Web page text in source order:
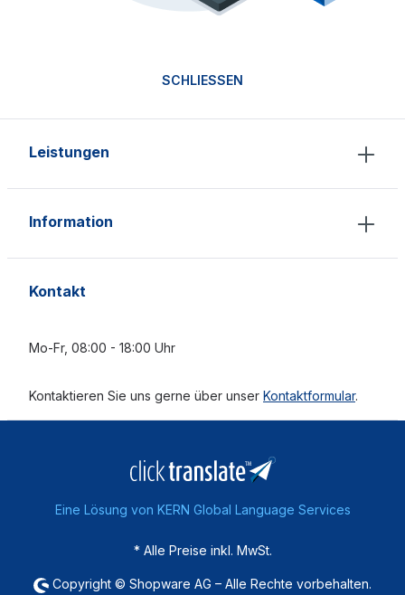
SCHLIESSEN
Kontakt
Mo-Fr, 08:00 - 18:00 Uhr
Kontaktieren Sie uns gerne über unser Kontaktformular.
Leistungen
Information
Eine Lösung von KERN Global Language Services
* Alle Preise inkl. MwSt.
Copyright © Shopware AG – Alle Rechte vorbehalten.